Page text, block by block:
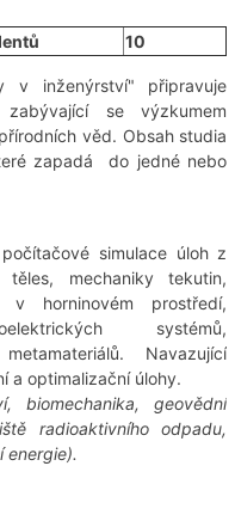
10
v inženýrství" připravuje
se výzkumem
věd. Obsah studia
zapadá do jedné nebo
simulace úloh z
mechaniky tekutin,
v horninovém prostředí,
systémů,
Navazující
a optimalizační úlohy.
biomechanika, geovědní
radioaktivního odpadu,
energie).